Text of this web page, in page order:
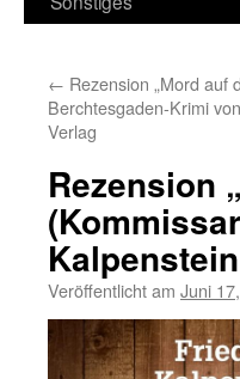
← Rezension „Mord auf
Berchtesgaden-Krimi
Verlag
Rezension
Veröffentlicht am Juni